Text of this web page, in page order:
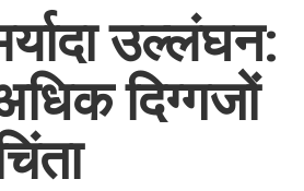
उल्लंघन:
दिग्गजों